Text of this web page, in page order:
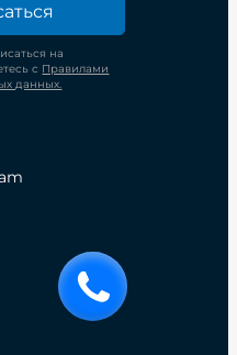
на
с Правилами
данных.